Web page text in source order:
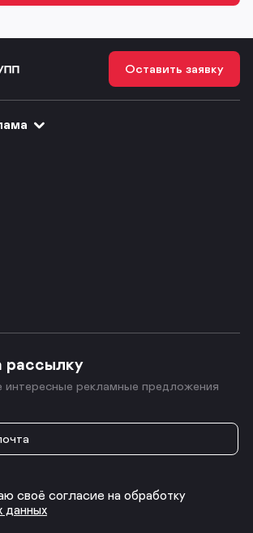
Оставить заявку
рассылку
интересные рекламные предложения
своё согласие на обработку
данных